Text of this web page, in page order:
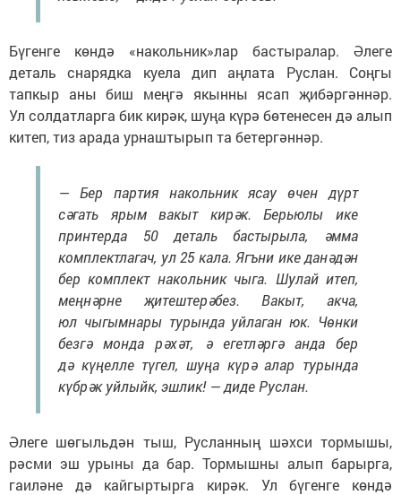
Бүгенге көндә «накольник»лар бастыралар. Әлеге
деталь снарядка куела дип аңлата Руслан. Соңгы
тапкыр аны биш меңгә якынны ясап җибәргәннәр.
Ул солдатларга бик кирәк, шуңа күрә бөтенесен дә алып
китеп, тиз арада урнаштырып та бетергәннәр.
— Бер партия накольник ясау өчен дүрт
сәгать ярым вакыт кирәк. Берьюлы ике
принтерда 50 деталь бастырыла, әмма
комплектлагач, ул 25 кала. Ягъни ике данәдән
бер комплект накольник чыга. Шулай итеп,
меңнәрне җитештерәбез. Вакыт, акча,
юл чыгымнары турында уйлаган юк. Чөнки
безгә монда рәхәт, ә егетләргә анда бер
дә күңелле түгел, шуңа күрә алар турында
күбрәк уйлыйк, эшлик! — диде Руслан.
Әлеге шөгыльдән тыш, Русланның шәхси тормышы,
рәсми эш урыны да бар. Тормышны алып барырга,
гаиләне дә кайгыртырга кирәк. Ул бүгенге көндә